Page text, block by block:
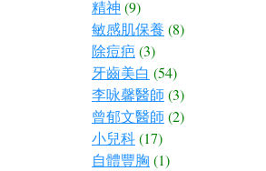
精神 (9)
敏感肌保養 (8)
除痘疤(3)
牙齒美白 (54)
李咏馨醫師 (3)
曾郁文醫師 (2)
小兒科(17)
自體豐胸 (1)